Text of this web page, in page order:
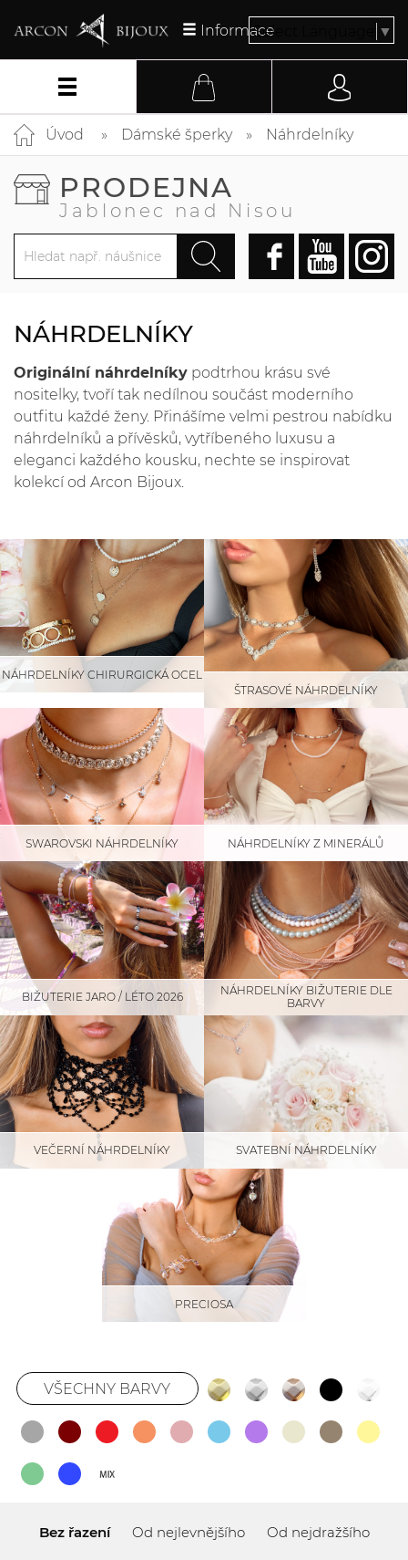
InformaceSelect Language ▼
Úvod Dámské šperky Náhrdelníky
PRODEJNA
Jablonec nad Nisou
NÁHRDELNÍKY
Originální náhrdelníky podtrhou krásu své
nositelky, tvoří tak nedílnou součást moderního
outfitu každé ženy. Přinášíme velmi pestrou nabídku
náhrdelníků a přívěsků, vytříbeného luxusu a
eleganci každého kousku, nechte se inspirovat
kolekcí od Arcon Bijoux.
NÁHRDELNÍKY CHIRURGICKÁ OCEL
ŠTRASOVÉ NÁHRDELNÍKY
SWAROVSKI NÁHRDELNÍKY NÁHRDELNÍKY Z MINERÁLŮ
BIŽUTERIE JARO / LÉTO 2026
NÁHRDELNÍKY BIŽUTERIE DLE
BARVY
VEČERNÍ NÁHRDELNÍKY SVATEBNÍ NÁHRDELNÍKY
PRECIOSA
VŠECHNY BARVY
Bez řazení Od nejlevnějšího Od nejdražšího